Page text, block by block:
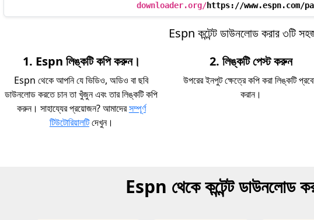
downloader.org/https://www.espn.com/
Espn কন্টেন্ট ডাউনলোড করার ৩টি
1. Espn লিঙ্কটি কপি করুন।
Espn থেকে আপনি যে ভিডিও, অডিও বা ছবি
ডাউনলোড করতে চান তা খুঁজুন এবং তার লিঙ্কটি কপি
করুন। সাহায্যের প্রয়োজন? আমাদেরসম্পূর্ণ
টিউটোরিয়ালটিদেখুন।
2. লিঙ্কটি পেস্ট করুন
উপরের ইনপুট ক্ষেত্রে কপি করা লিঙ্কটি
করান।
Espn থেকে কন্টেন্ট ডাউনলোড